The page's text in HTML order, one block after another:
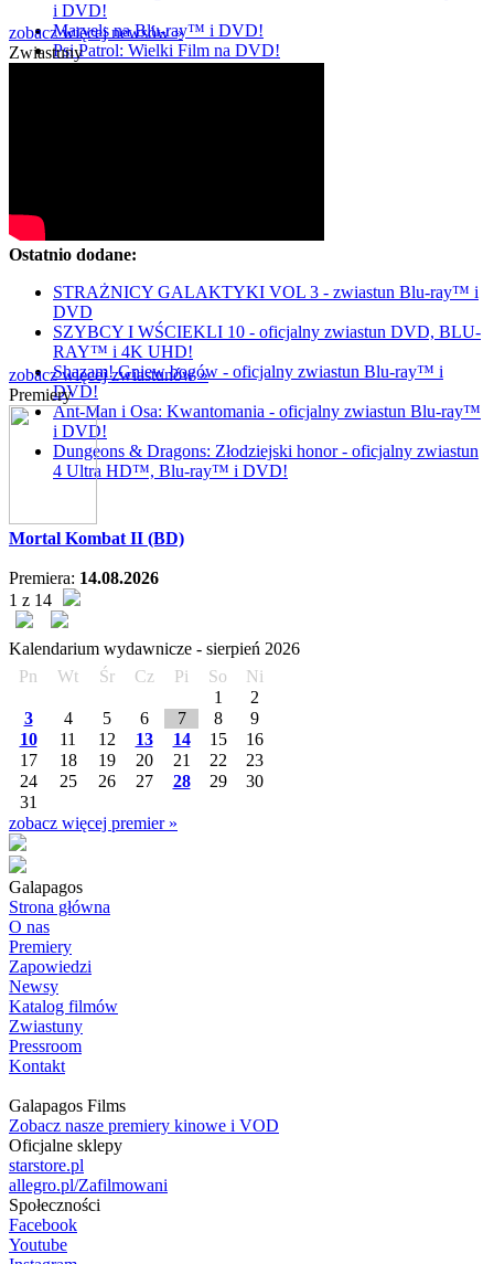
i DVD!
Marvels na Blu-ray™ i DVD!
Psi Patrol: Wielki Film na DVD!
zobacz więcej newsów »
Zwiastuny
Ostatnio dodane:
STRAŻNICY GALAKTYKI VOL 3 - zwiastun Blu-ray™ i
DVD
SZYBCY I WŚCIEKLI 10 - oficjalny zwiastun DVD, BLU-
RAY™ i 4K UHD!
Shazam! Gniew bogów - oficjalny zwiastun Blu-ray™ i
DVD!
Ant-Man i Osa: Kwantomania - oficjalny zwiastun Blu-ray™
i DVD!
Dungeons & Dragons: Złodziejski honor - oficjalny zwiastun
4 Ultra HD™, Blu-ray™ i DVD!
zobacz więcej zwiastunów »
Premiery
Mortal Kombat II (BD)
Premiera: 14.08.2026
1 z 14
Kalendarium wydawnicze - sierpień 2026
Pn
Wt Śr Cz Pi So
Ni
1
2
3
4 5 6 7 8
9
10
11 12 13 14 15
16
17
18 19 20 21 22
23
24
25 26 27 28 29
30
31
zobacz więcej premier »
Galapagos
Strona główna
O nas
Premiery
Zapowiedzi
Newsy
Katalog filmów
Zwiastuny
Pressroom
Kontakt
Galapagos Films
Zobacz nasze premiery kinowe i VOD
Oficjalne sklepy
starstore.pl
allegro.pl/Zafilmowani
Społeczności
Facebook
Youtube